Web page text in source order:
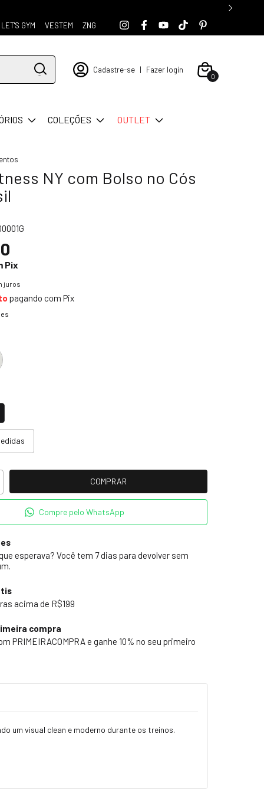
LET'S GYM VESTEM ZNG
Cadastre-se | Fazer login
0
COLEÇÕES OUTLET
NY com Bolso no Cós
Pix
juros
pagando com Pix
Compre pelo WhatsApp
esperava? Você tem 7 dias para devolver sem
acima de R$199
compra
PRIMEIRACOMPRA e ganhe 10% no seu primeiro
um visual clean e moderno durante os treinos.